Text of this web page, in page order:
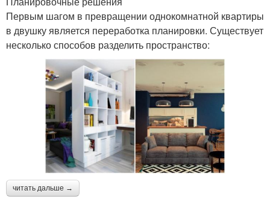
Первым шагом в превращении однокомнатной квартиры
в двушку является переработка планировки. Существует
несколько способов разделить пространство:
читать дальше →